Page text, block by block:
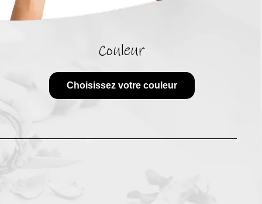
Couleur
Choisissez votre couleur